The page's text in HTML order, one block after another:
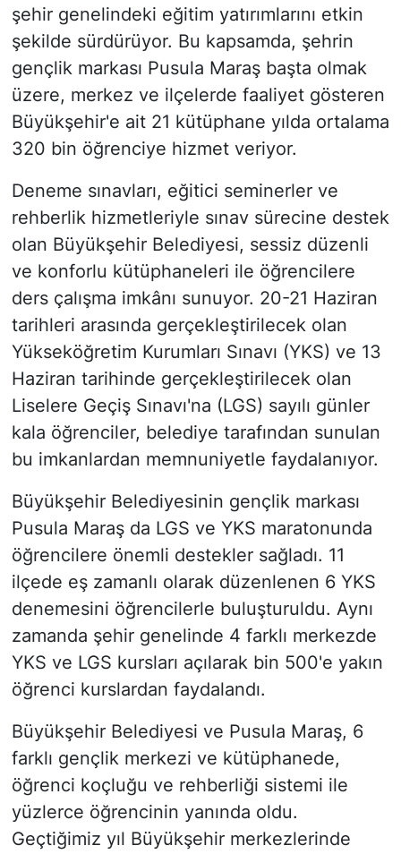
şehir genelindeki eğitim yatırımlarını etkin
şekilde sürdürüyor. Bu kapsamda, şehrin
gençlik markası Pusula Maraş başta olmak
üzere, merkez ve ilçelerde faaliyet gösteren
Büyükşehir'e ait 21 kütüphane yılda ortalama
320 bin öğrenciye hizmet veriyor.
Deneme sınavları, eğitici seminerler ve
rehberlik hizmetleriyle sınav sürecine destek
olan Büyükşehir Belediyesi, sessiz düzenli
ve konforlu kütüphaneleri ile öğrencilere
ders çalışma imkânı sunuyor. 20-21 Haziran
tarihleri arasında gerçekleştirilecek olan
Yükseköğretim Kurumları Sınavı (YKS) ve 13
Haziran tarihinde gerçekleştirilecek olan
Liselere Geçiş Sınavı'na (LGS) sayılı günler
kala öğrenciler, belediye tarafından sunulan
bu imkanlardan memnuniyetle faydalanıyor.
Büyükşehir Belediyesinin gençlik markası
Pusula Maraş da LGS ve YKS maratonunda
öğrencilere önemli destekler sağladı. 11
ilçede eş zamanlı olarak düzenlenen 6 YKS
denemesini öğrencilerle buluşturuldu. Aynı
zamanda şehir genelinde 4 farklı merkezde
YKS ve LGS kursları açılarak bin 500'e yakın
öğrenci kurslardan faydalandı.
Büyükşehir Belediyesi ve Pusula Maraş, 6
farklı gençlik merkezi ve kütüphanede,
öğrenci koçluğu ve rehberliği sistemi ile
yüzlerce öğrencinin yanında oldu.
Geçtiğimiz yıl Büyükşehir merkezlerinde